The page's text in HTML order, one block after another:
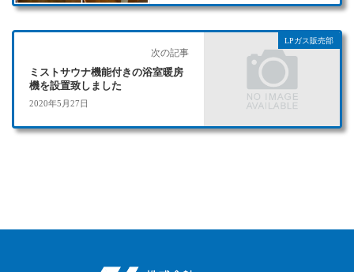
LPガス販売部
次の記事
ミストサウナ機能付きの浴室暖房
機を設置致しました
2020年5月27日